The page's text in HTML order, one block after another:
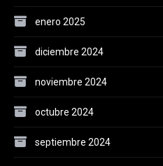
enero 2025
diciembre 2024
noviembre 2024
octubre 2024
septiembre 2024